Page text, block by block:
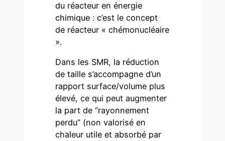
du réacteur en énergie
chimique : c’est le concept
de réacteur « chémonucléaire
».
Dans les SMR, la réduction
de taille s’accompagne d’un
rapport surface/volume plus
élevé, ce qui peut augmenter
la part de “rayonnement
perdu” (non valorisé en
chaleur utile et absorbé par